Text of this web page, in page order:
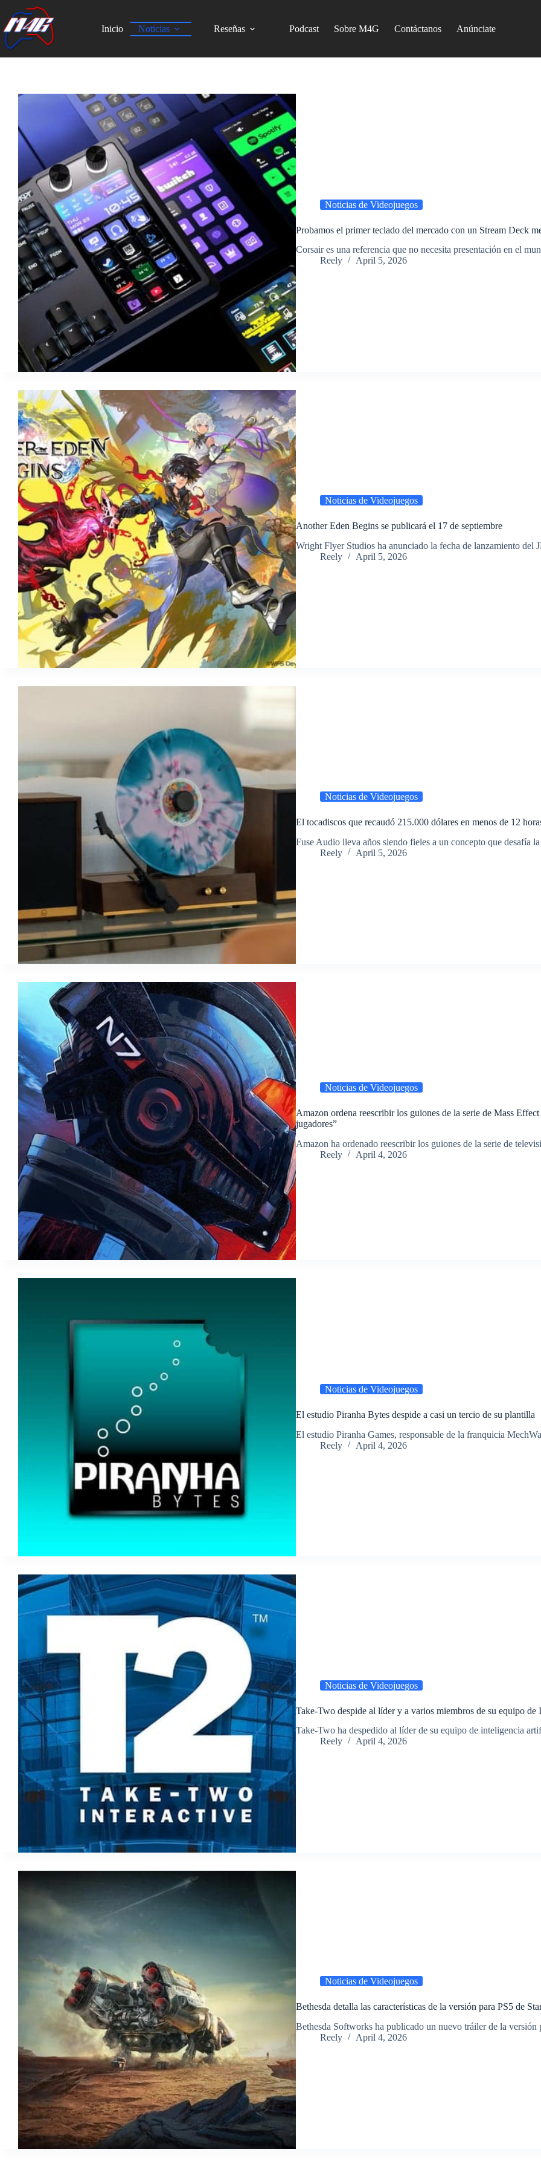
content
Inicio Noticias Reseñas Podcast Sobre M4G Contáctanos Anúnciate
Noticias de Videojuegos
Probamos el primer teclado del mercado con un Stream Deck
​Corsair es una referencia que no necesita presentación en el
Reely
April 5, 2026
Noticias de Videojuegos
Another Eden Begins se publicará el 17 de septiembre
​Wright Flyer Studios ha anunciado la fecha de lanzamiento del
Reely
April 5, 2026
Noticias de Videojuegos
El tocadiscos que recaudó 215.000 dólares en menos de 12
​Fuse Audio lleva años siendo fieles a un concepto que desafía
Reely
April 5, 2026
Noticias de Videojuegos
Amazon ordena reescribir los guiones de la serie de Mass
jugadores”
​Amazon ha ordenado reescribir los guiones de la serie de
Reely
April 4, 2026
Noticias de Videojuegos
El estudio Piranha Bytes despide a casi un tercio de su plantilla
​El estudio Piranha Games, responsable de la franquicia
Reely
April 4, 2026
Noticias de Videojuegos
Take-Two despide al líder y a varios miembros de su equipo de
​Take-Two ha despedido al líder de su equipo de inteligencia
Reely
April 4, 2026
Noticias de Videojuegos
Bethesda detalla las características de la versión para PS5 de
​Bethesda Softworks ha publicado un nuevo tráiler de la
Reely
April 4, 2026